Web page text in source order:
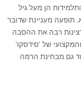
הן מעל גיל
תופעה מעניינת שדובר
רבה את ההסבה
של 'סידסקו'
גם מבחינת הרמה